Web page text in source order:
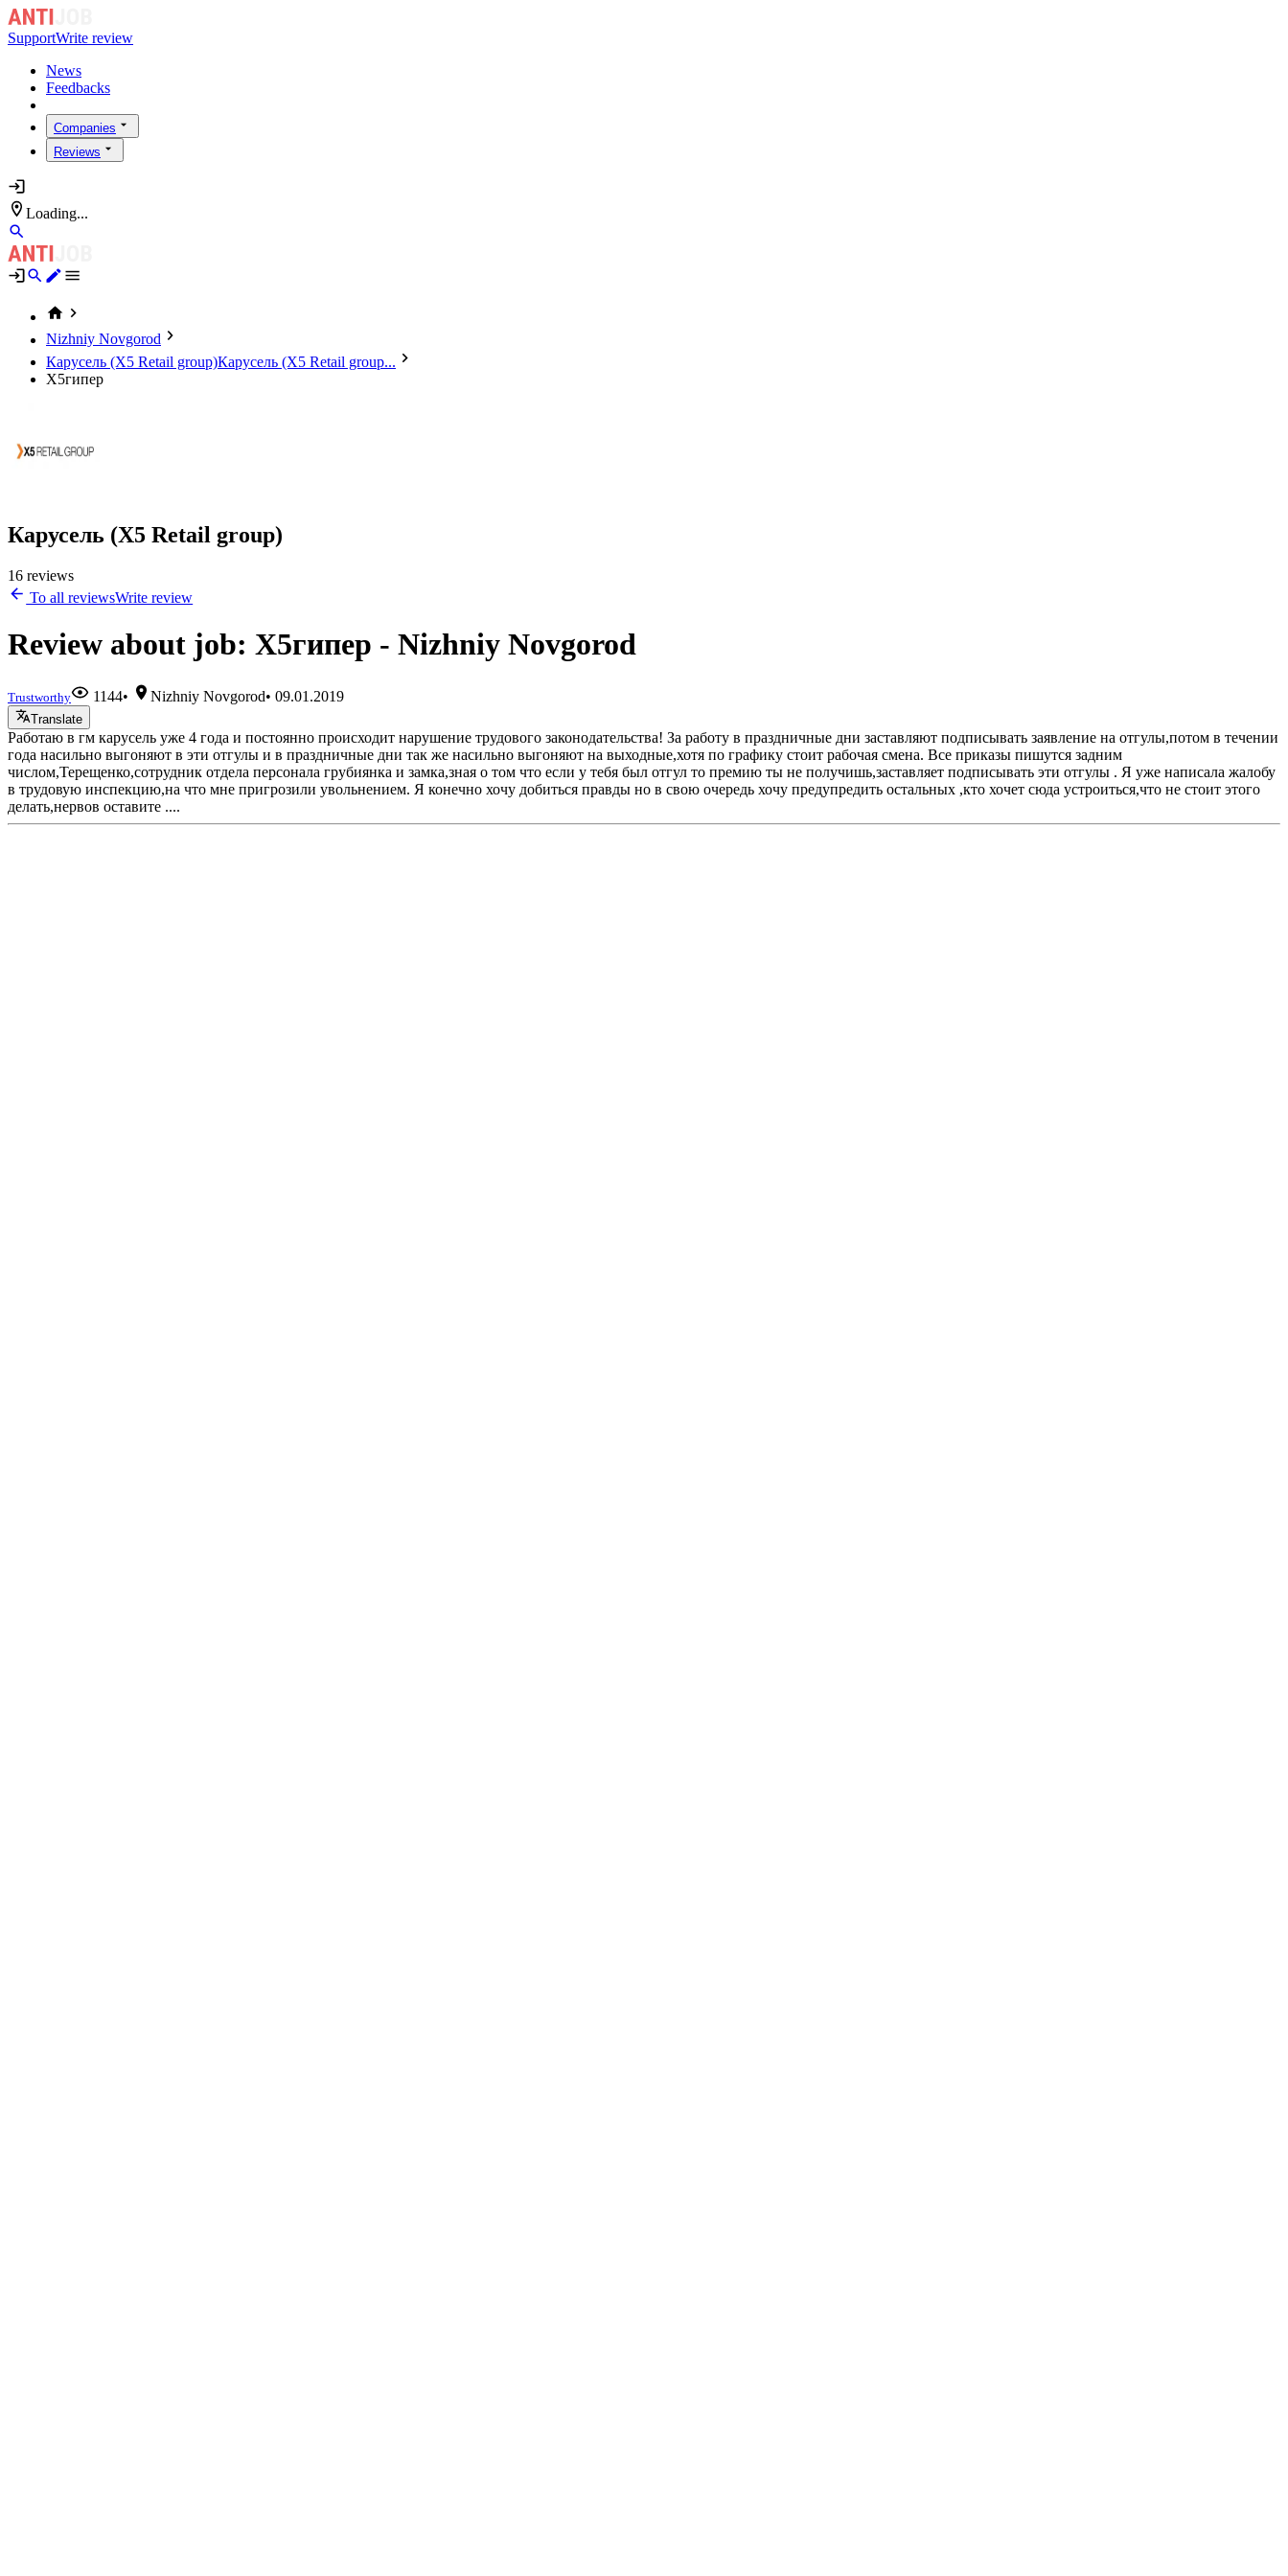
SupportWrite review
News
Feedbacks
Companies
Reviews
Loading...
Nizhniy Novgorod
Карусель (X5 Retail group)Карусель (X5 Retail group...
Х5гипер
Карусель (X5 Retail group)
16 reviews
To all reviewsWrite review
Review about job: Х5гипер - Nizhniy Novgorod
Trustworthy 1144• Nizhniy Novgorod•09.01.2019
Translate
Работаю в гм карусель уже 4 года и постоянно происходит нарушение трудового законодательства! За работу в праздничные дни заставляют подписывать заявление на отгулы,потом в течении
года насильно выгоняют в эти отгулы и в праздничные дни так же насильно выгоняют на выходные,хотя по графику стоит рабочая смена. Все приказы пишутся задним
числом,Терещенко,сотрудник отдела персонала грубиянка и замка,зная о том что если у тебя был отгул то премию ты не получишь,заставляет подписывать эти отгулы . Я уже написала жалобу
в трудовую инспекцию,на что мне пригрозили увольнением. Я конечно хочу добиться правды но в свою очередь хочу предупредить остальных ,кто хочет сюда устроиться,что не стоит этого
делать,нервов оставите ....